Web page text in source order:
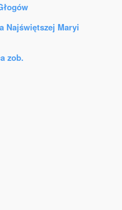
Najświętszej Maryi
zob.